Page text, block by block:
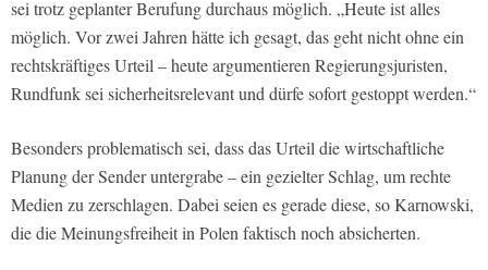
sei trotz geplanter Berufung durchaus möglich. „Heute ist alles
möglich. Vor zwei Jahren hätte ich gesagt, das geht nicht ohne ein
rechtskräftiges Urteil – heute argumentieren Regierungsjuristen,
Rundfunk sei sicherheitsrelevant und dürfe sofort gestoppt werden.“
Besonders problematisch sei, dass das Urteil die wirtschaftliche
Planung der Sender untergrabe – ein gezielter Schlag, um rechte
Medien zu zerschlagen. Dabei seien es gerade diese, so Karnowski,
die die Meinungsfreiheit in Polen faktisch noch absicherten.